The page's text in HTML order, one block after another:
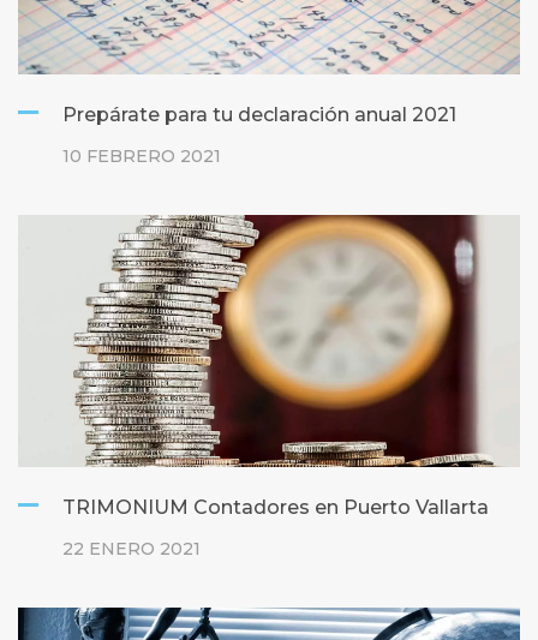
Prepárate para tu declaración anual 2021
10 FEBRERO 2021
TRIMONIUM Contadores en Puerto Vallarta
22 ENERO 2021